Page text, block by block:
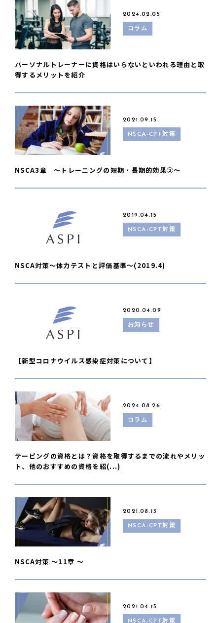
2024.02.05
コラム
パーソナルトレーナーに資格はいらないといわれる理由と取
得するメリットを紹介
2021.09.15
NSCA-CPT対策
NSCA3章 〜トレーニングの短期・長期的効果②〜
2019.04.15
NSCA-CPT対策
NSCA対策〜体力テストと評価基準〜(2019.4)
2020.04.09
お知らせ
【新型コロナウイルス感染症対策について】
2024.08.26
コラム
テーピングの資格とは？資格を取得するまでの流れやメリッ
ト、他のおすすめの資格を紹(...)
2021.08.13
NSCA-CPT対策
NSCA対策 〜11章 〜
2021.04.15
NSCA-CPT対策